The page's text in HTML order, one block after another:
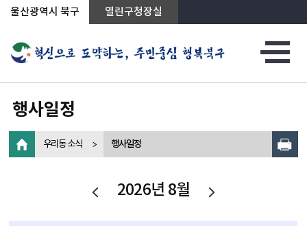
상단메뉴로 바로가기
전체메뉴로 바로가기
왼쪽메뉴로 바로가기
본문으로 바로가기
울산광역시 북구 열린구청장실
행사일정
우리동 소식 행사일정
2026년 8월